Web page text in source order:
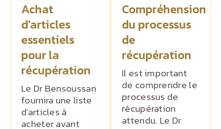
Achat
d'articles
essentiels
pour la
récupération
Le Dr Bensoussan
fournira une liste
d'articles à
acheter avant
Compréhension
du processus
de
récupération
Il est important
de comprendre le
processus de
récupération
attendu. Le Dr